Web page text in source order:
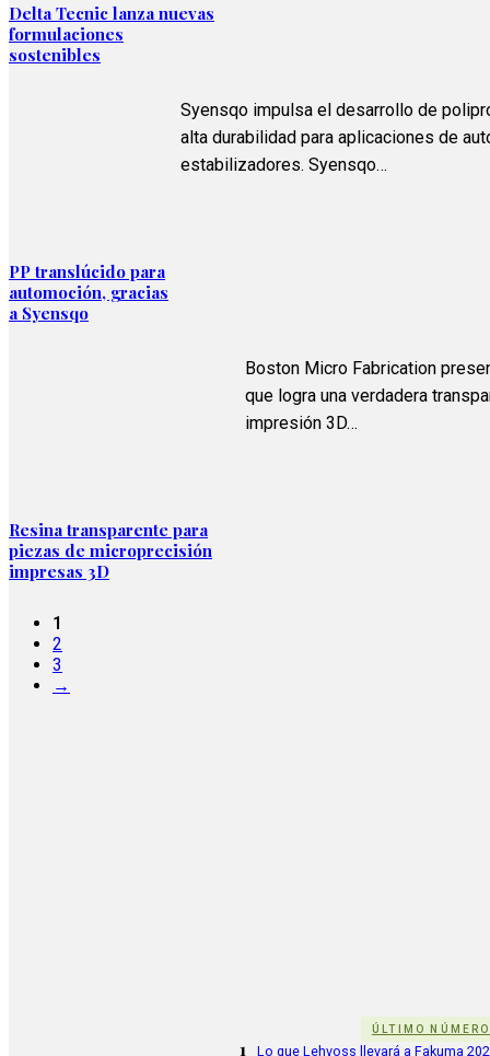
Delta Tecnic lanza nuevas
formulaciones
sostenibles
PP translúcido para
automoción, gracias
a Syensqo
Syensqo impulsa el desarrollo de
alta durabilidad para aplicaciones de
estabilizadores. Syensqo…
Resina transparente para
piezas de microprecisión
impresas 3D
Boston Micro Fabrication
que logra una verdadera
impresión 3D…
1
2
3
→
ÚLTIMO NÚMERO
1 Lo que Lehvoss llevará a Fakuma